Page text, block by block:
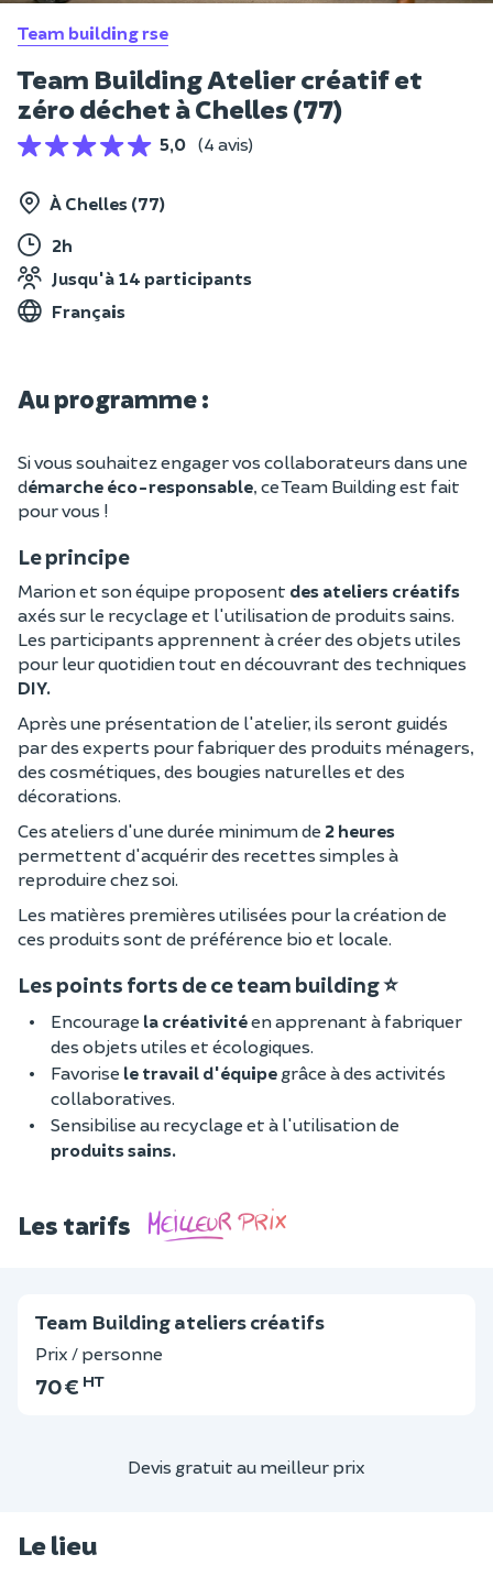
Team building rse
Team Building Atelier créatif et
zéro déchet à Chelles (77)
5,0 (4 avis)
À Chelles (77)
2h
Jusqu'à 14 participants
Français
Au programme :
Si vous souhaitez engager vos collaborateurs dans une
démarche éco-responsable, ce Team Building est fait
pour vous !
Le principe
Marion et son équipe proposent des ateliers créatifs
axés sur le recyclage et l'utilisation de produits sains.
Les participants apprennent à créer des objets utiles
pour leur quotidien tout en découvrant des techniques
DIY.
Après une présentation de l'atelier, ils seront guidés
par des experts pour fabriquer des produits ménagers,
des cosmétiques, des bougies naturelles et des
décorations.
Ces ateliers d'une durée minimum de 2 heures
permettent d'acquérir des recettes simples à
reproduire chez soi.
Les matières premières utilisées pour la création de
ces produits sont de préférence bio et locale.
Les points forts de ce team building ⭐
Encourage la créativitéen apprenant à fabriquer
des objets utiles et écologiques.
Favorise le travail d'équipe grâce à des activités
collaboratives.
Sensibilise au recyclage et à l'utilisation de
produits sains.
Les tarifs
Team Building ateliers créatifs
Prix / personne
70 € HT
Devis gratuit au meilleur prix
Le lieu